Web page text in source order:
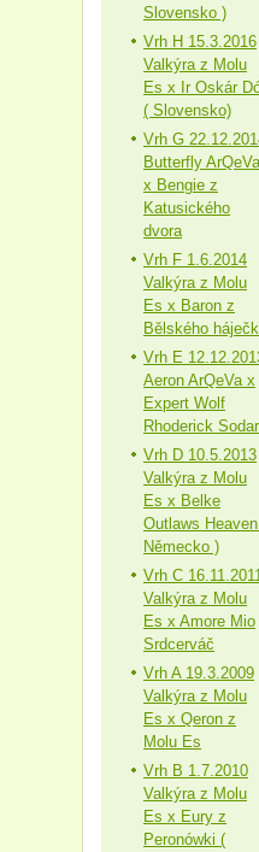
Slovensko )
Vrh H 15.3.2016
Valkýra z Molu
Es x Ir Oskár
( Slovensko)
Vrh G
Butterfly ArQeVa
x Bengie z
Katusického
dvora
Vrh F 1.6.2014
Valkýra z Molu
Es x Baron z
Bělského
Vrh E
Aeron ArQeVa x
Expert Wolf
Rhoderick Sodar
Vrh D 10.5.2013
Valkýra z Molu
Es x Belke
Outlaws
Německo )
Vrh C
Valkýra z Molu
Es x Amore Mio
Srdcerváč
Vrh A 19.3.2009
Valkýra z Molu
Es x Qeron z
Molu Es
Vrh B 1.7.2010
Valkýra z Molu
Es x Eury z
Peronówki (